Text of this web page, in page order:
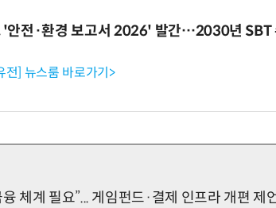
'안전·환경 보고서 2026' 발간…2030년 SBT
전] 뉴스룸 바로가기>
체계 필요”... 게임펀드·결제 인프라 개편 제